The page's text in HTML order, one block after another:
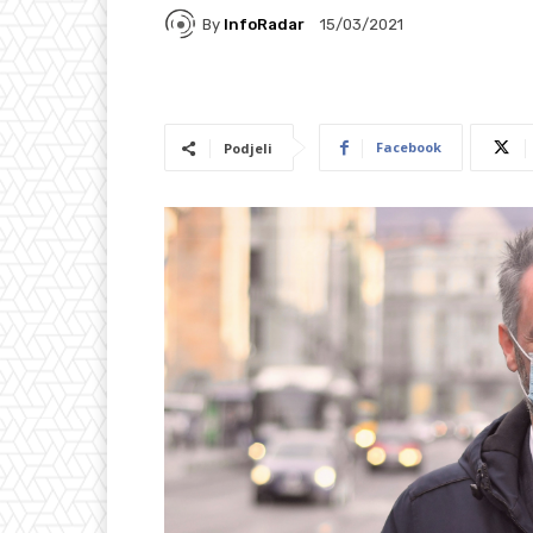
By InfoRadar 15/03/2021
Podjeli Facebook